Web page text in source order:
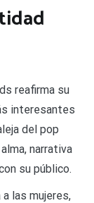
reafirma su
interesantes
del pop
narrativa
su público.
las mujeres,